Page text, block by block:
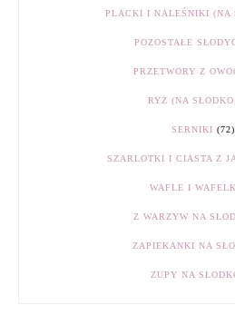
PLACKI I NALEŚNIKI (NA
POZOSTAŁE
PRZETWORY Z
RYŻ (NA
SERNIKI (72)
SZARLOTKI I CIASTA Z
WAFLE I
Z WARZYW NA
ZAPIEKANKI NA
ZUPY NA